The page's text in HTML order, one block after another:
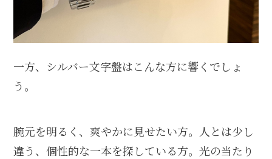
一方、シルバー文字盤はこんな方に響くでしょ
う。
腕元を明るく、爽やかに見せたい方。人とは少し
違う、個性的な一本を探している方。光の当たり